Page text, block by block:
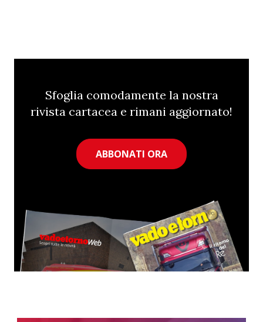
Sfoglia comodamente la nostra
rivista cartacea e rimani aggiornato!
ABBONATI ORA